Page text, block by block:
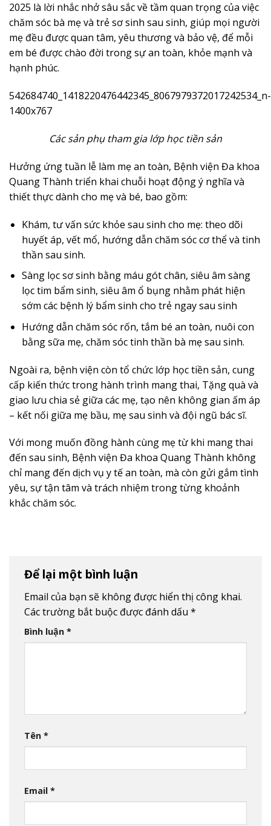
2025 là lời nhắc nhở sâu sắc về tầm quan trọng của việc
chăm sóc bà mẹ và trẻ sơ sinh sau sinh, giúp mọi người
mẹ đều được quan tâm, yêu thương và bảo vệ, để mỗi
em bé được chào đời trong sự an toàn, khỏe mạnh và
hạnh phúc.
Các sản phụ tham gia lớp học tiền sản
Hưởng ứng tuần lễ làm mẹ an toàn, Bệnh viện Đa khoa
Quang Thành triển khai chuỗi hoạt động ý nghĩa và
thiết thực dành cho mẹ và bé, bao gồm:
Khám, tư vấn sức khỏe sau sinh cho mẹ: theo dõi
huyết áp, vết mổ, hướng dẫn chăm sóc cơ thể và tinh
thần sau sinh.
Sàng lọc sơ sinh bằng máu gót chân, siêu âm sàng
lọc tim bẩm sinh, siêu âm ổ bụng nhằm phát hiện
sớm các bệnh lý bẩm sinh cho trẻ ngay sau sinh
Hướng dẫn chăm sóc rốn, tắm bé an toàn, nuôi con
bằng sữa mẹ, chăm sóc tinh thần bà mẹ sau sinh.
Ngoài ra, bệnh viện còn tổ chức lớp học tiền sản, cung
cấp kiến thức trong hành trình mang thai, Tặng quà và
giao lưu chia sẻ giữa các mẹ, tạo nên không gian ấm áp
– kết nối giữa mẹ bầu, mẹ sau sinh và đội ngũ bác sĩ.
Với mong muốn đồng hành cùng mẹ từ khi mang thai
đến sau sinh, Bệnh viện Đa khoa Quang Thành không
chỉ mang đến dịch vụ y tế an toàn, mà còn gửi gắm tình
yêu, sự tận tâm và trách nhiệm trong từng khoảnh
khắc chăm sóc.
Để lại một bình luận
Email của bạn sẽ không được hiển thị công khai.
Các trường bắt buộc được đánh dấu *
Bình luận *
Tên *
Email *